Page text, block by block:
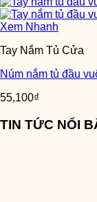
Xem Nhanh
Tay Nắm Tủ Cửa
Núm nắm tủ đầu
55,100₫
TIN TỨC NỔI